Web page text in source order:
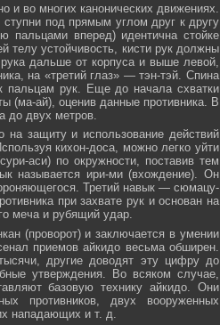
и во многих канонических движениях.
ступни под прямым углом друг к другу
пальцами вперед) идентична стойке
устойчивость, кисти рук должны
дальше от корпуса и выше левой,
на «третий глаз» — тэн-тэй. Спина
пальцам рук. Еще до начала схватки
(ма-ай), оценив данные противника. В
до двух метров.
защиту и использование действий
кихон-доса, можно легко уйти
аси) по окружности, поставив тем
называется ири-ми (вхождение). Он
Третий навык — сюмацу-
при захвате рук и основан на
меча и рубящий удар.
(проворот) и заключается в умении
приемов айкидо весьма обширен.
другие доводят эту цифру до
утверждения. Во всяком случае,
базовую технику айкидо. Они
противников, двух вооруженных
нападающих и т. д.